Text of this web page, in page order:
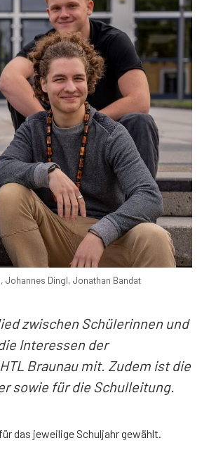
Johannes Dingl, Jonathan Bandat
zwischen Schülerinnen und
Interessen der
Braunau mit. Zudem ist die
sowie für die Schulleitung.
das jeweilige Schuljahr gewählt.